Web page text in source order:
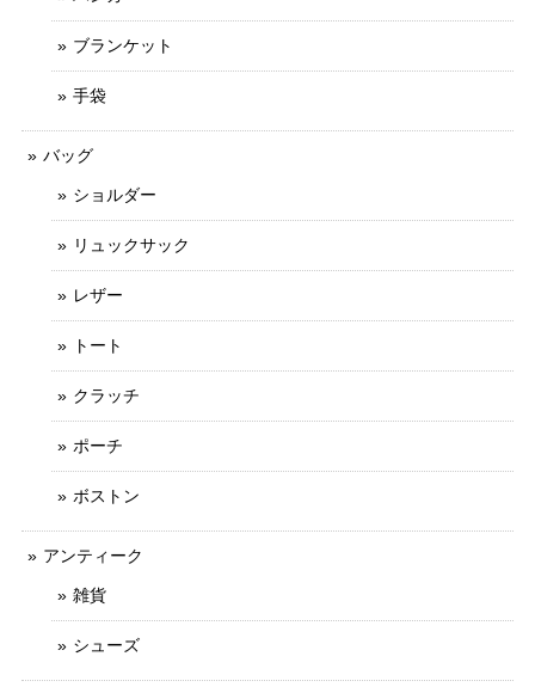
ブランケット
手袋
バッグ
ショルダー
リュックサック
レザー
トート
クラッチ
ポーチ
ボストン
アンティーク
雑貨
シューズ